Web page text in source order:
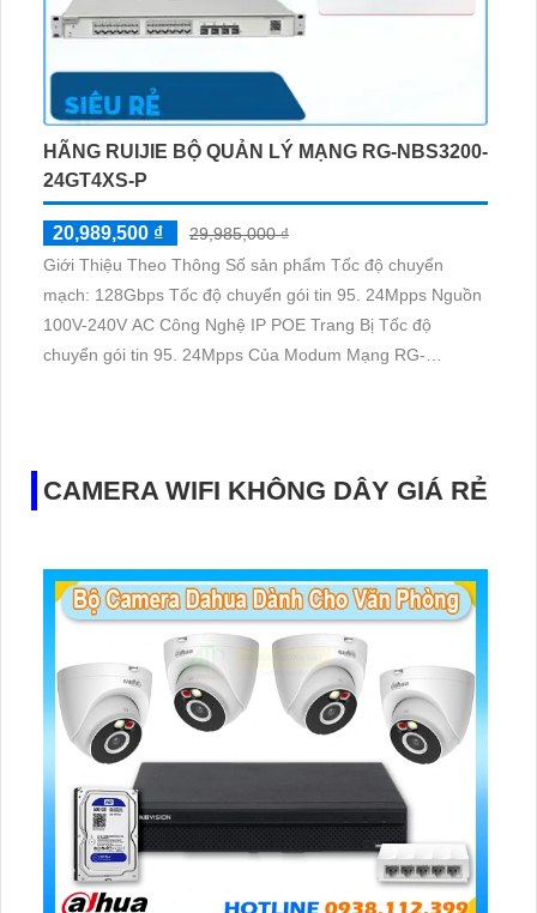
HÃNG RUIJIE BỘ QUẢN LÝ MẠNG RG-NBS3200-
24GT4XS-P
20,989,500 ₫
29,985,000 ₫
Giới Thiệu Theo Thông Số sản phẩm Tốc độ chuyển
mạch: 128Gbps Tốc độ chuyển gói tin 95. 24Mpps Nguồn
100V-240V AC Công Nghệ IP POE Trang Bị Tốc độ
chuyển gói tin 95. 24Mpps Của Modum Mạng RG-
CAMERA WIFI KHÔNG DÂY GIÁ RẺ